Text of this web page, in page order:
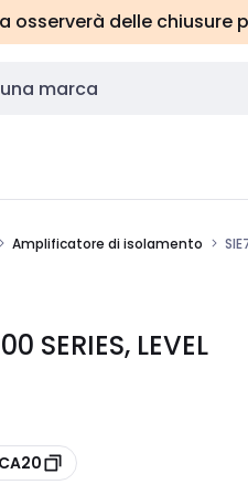
osserverà delle chiusure
Amplificatore di isolamento
SERIES, LEVEL